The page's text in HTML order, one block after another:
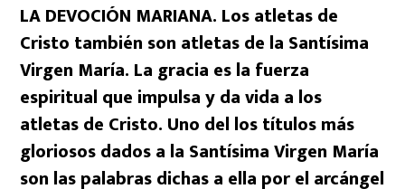
LA DEVOCIÓN MARIANA. Los atletas de
Cristo también son atletas de la Santísima
Virgen María. La gracia es la fuerza
espiritual que impulsa y da vida a los
atletas de Cristo. Uno del los títulos más
gloriosos dados a la Santísima Virgen María
son las palabras dichas a ella por el arcángel